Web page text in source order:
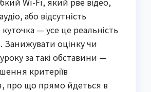
або відсутність
— усе це реальність
Занижувати оцінку чи
за такі обставини —
критеріїв
про що прямо йдеться в